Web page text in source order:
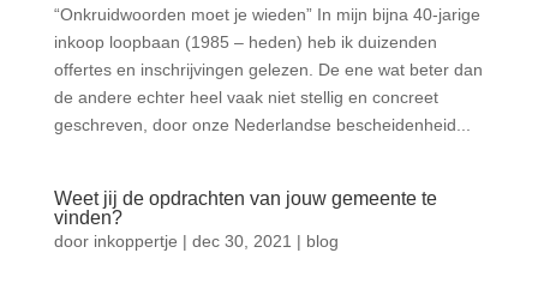
“Onkruidwoorden moet je wieden” In mijn bijna 40-jarige
inkoop loopbaan (1985 – heden) heb ik duizenden
offertes en inschrijvingen gelezen. De ene wat beter dan
de andere echter heel vaak niet stellig en concreet
geschreven, door onze Nederlandse bescheidenheid...
Weet jij de opdrachten van jouw gemeente te
vinden?
door inkoppertje | dec 30, 2021 | blog